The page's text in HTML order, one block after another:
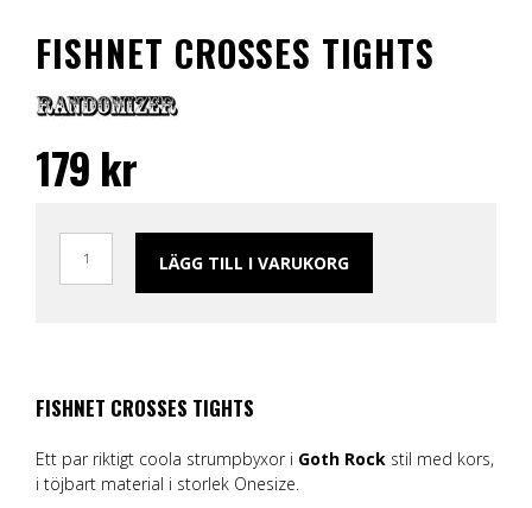
FISHNET CROSSES TIGHTS
179 kr
LÄGG TILL I VARUKORG
FISHNET CROSSES TIGHTS
Ett par riktigt coola strumpbyxor i Goth Rock stil med kors,
i töjbart material i storlek Onesize.